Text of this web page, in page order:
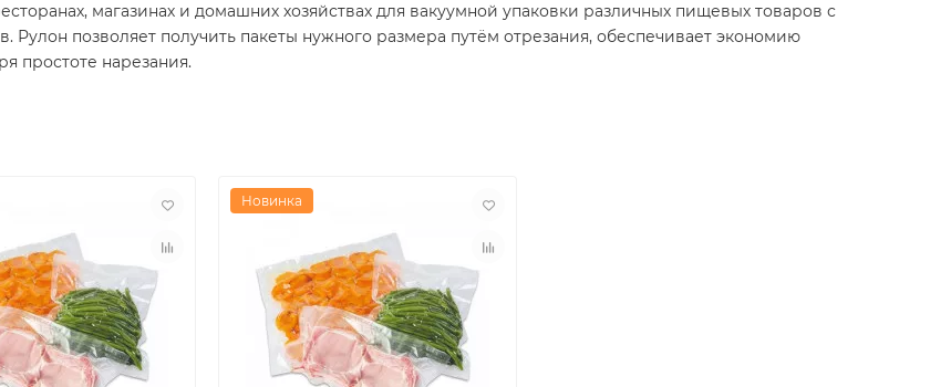
магазинах и домашних хозяйствах для вакуумной упаковки различных пищевых товаров с
Рулон позволяет получить пакеты нужного размера путём отрезания, обеспечивает экономию
простоте нарезания.
Новинка